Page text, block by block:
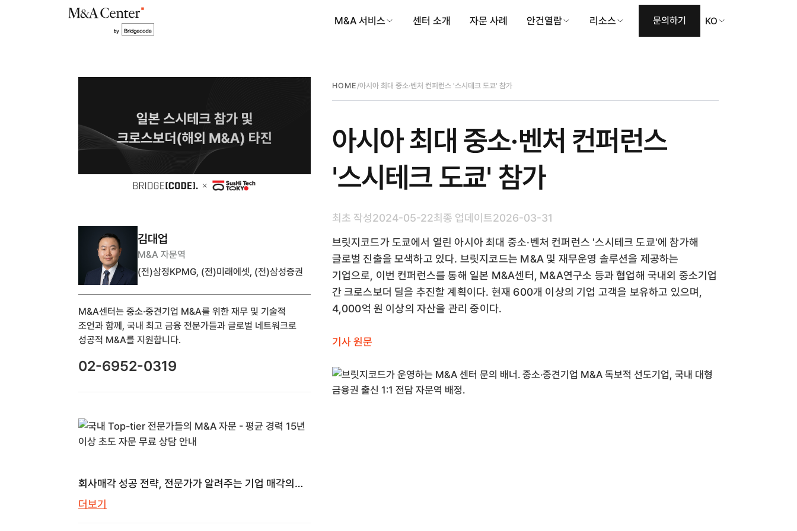
M&A 서비스 센터 소개 자문 사례 안건열람 리소스 문의하기 KO
김대업
M&A 자문역
(전)삼정KPMG, (전)미래에셋, (전)삼성증권
M&A센터는 중소·중견기업 M&A를 위한 재무 및 기술적
조언과 함께, 국내 최고 금융 전문가들과 글로벌 네트워크로
성공적 M&A를 지원합니다.
02-6952-0319
회사매각 성공 전략, 전문가가 알려주는 기업 매각의
모든 것 | M&A센터 | M&A 센터
더보기
HOME /아시아 최대 중소·벤처 컨퍼런스 '스시테크 도쿄' 참가
아시아 최대 중소·벤처 컨퍼런스
'스시테크 도쿄' 참가
최초 작성2024-05-22최종 업데이트2026-03-31
브릿지코드가 도쿄에서 열린 아시아 최대 중소·벤처 컨퍼런스 '스시테크 도쿄'에 참가해
글로벌 진출을 모색하고 있다. 브릿지코드는 M&A 및 재무운영 솔루션을 제공하는
기업으로, 이번 컨퍼런스를 통해 일본 M&A센터, M&A연구소 등과 협업해 국내외 중소기업
간 크로스보더 딜을 추진할 계획이다. 현재 600개 이상의 기업 고객을 보유하고 있으며,
4,000억 원 이상의 자산을 관리 중이다.
기사 원문